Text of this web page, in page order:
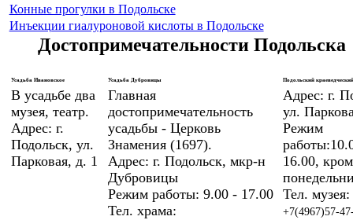
Конные прогулки в Подольске
Инъекции гиалуроновой кислоты в Подольске
Достопримечательности Подольска
Усадьба Ивановское
В усадьбе два
музея, театр.
Адрес: г.
Подольск, ул.
Парковая, д. 1
Усадьба Дубровицы
Главная
достопримечательность
усадьбы - Церковь
Знамения (1697).
Адрес: г. Подольск, мкр-н
Дубровицы
Режим работы: 9.00 - 17.00
Тел. храма:
Подольский
Адрес: г.
ул.
Режим
16.00,
Тел. музея:
+7(4967)57-